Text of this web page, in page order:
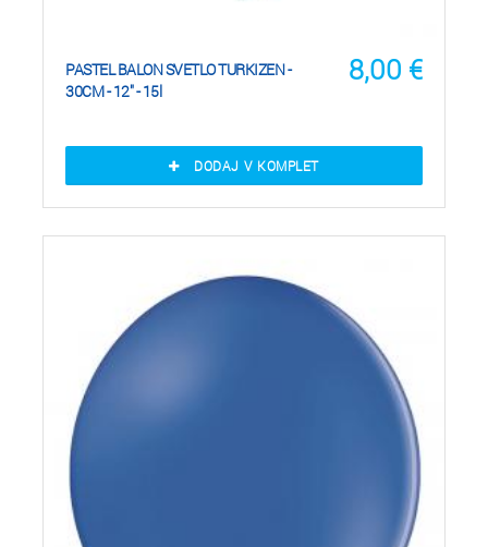
8,00 €
PASTEL BALON SVETLO TURKIZEN -
30CM - 12" - 15l
DODAJ V KOMPLET